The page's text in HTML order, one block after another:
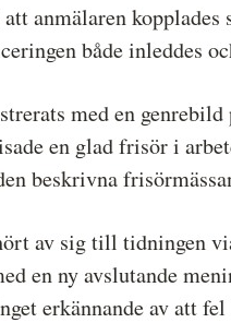
anmälaren
både inleddes
med en
en glad frisör i
beskrivna
av sig till tidningen
en ny avslutande
erkännande av att